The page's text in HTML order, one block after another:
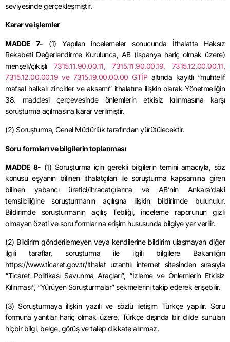
seviyesinde gerçekleşmiştir.
Karar ve işlemler
MADDE 7- (1) Yapılan incelemeler sonucunda İthalatta Haksız
Rekabeti Değerlendirme Kurulunca, AB (İspanya hariç olmak üzere)
menşeli/çıkışlı 7315.11.90.00.11, 7315.11.90.00.19, 7315.12.00.00.11,
7315.12.00.00.19 ve 7315.19.00.00.00 GTİPaltında kayıtlı “muhtelif
mafsal halkalı zincirler ve aksamı” ithalatına ilişkin olarak Yönetmeliğin
38. maddesi çerçevesinde önlemlerin etkisiz kılınmasına karşı
soruşturma açılmasına karar verilmiştir.
(2) Soruşturma, Genel Müdürlük tarafından yürütülecektir.
Soru formları ve bilgilerin toplanması
MADDE 8- (1) Soruşturma için gerekli bilgilerin temini amacıyla, söz
konusu eşyanın bilinen ithalatçıları ile soruşturma kapsamına giren
bilinen yabancı üretici/ihracatçılarına ve AB’nin Ankara’daki
temsilciliğine soruşturmanın açılışına ilişkin bildirimde bulunulur.
Bildirimde soruşturmanın açılış Tebliği, inceleme raporunun gizli
olmayan özeti ve soru formlarına erişim hususunda bilgiye yer verilir.
(2) Bildirim gönderilemeyen veya kendilerine bildirim ulaşmayan diğer
ilgili taraflar, soruşturma ile ilgili bilgilere Bakanlığın
https://www.ticaret.gov.tr/ithalat uzantılı internet sitesinden sırasıyla
“Ticaret Politikası Savunma Araçları”, “İzleme ve Önlemlerin Etkisiz
Kılınması”, “Yürüyen Soruşturmalar” sekmelerini takip ederek erişebilir.
(3) Soruşturmaya ilişkin yazılı ve sözlü iletişim Türkçe yapılır. Soru
formuna yanıtlar hariç olmak üzere, Türkçe dışında bir dilde sunulan
hiçbir bilgi, belge, görüş ve talep dikkate alınmaz.